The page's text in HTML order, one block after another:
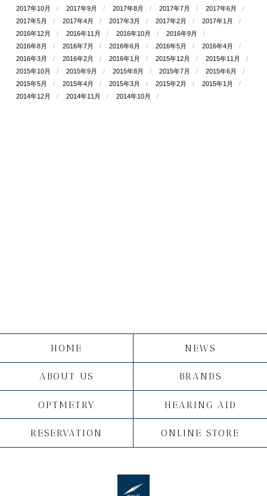
2017年10月
2017年9月 2017年8月 2017年7月
2017年6月
2017年5月
2017年4月 2017年3月 2017年2月
2017年1月
2016年12月
2016年11月 2016年10月
2016年9月
2016年8月
2016年7月 2016年6月 2016年5月
2016年4月
2016年3月
2016年2月 2016年1月 2015年12月
2015年11月
2015年10月
2015年9月 2015年8月 2015年7月
2015年6月
2015年5月
2015年4月 2015年3月 2015年2月
2015年1月
2014年12月
2014年11月 2014年10月
HOME NEWS
ABOUT US BRANDS
OPTMETRY HEARING AID
RESERVATION ONLINE STORE